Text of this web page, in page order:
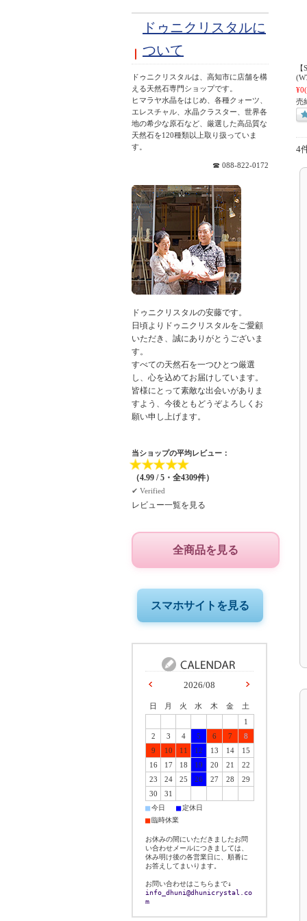
¥0
売
4
ドゥニクリスタルに
ついて
ドゥニクリスタルは、高知市に店舗を構
える天然石専門ショップです。
ヒマラヤ水晶をはじめ、各種クォーツ、
エレスチャル、水晶クラスター、世界各
地の希少な原石など、厳選した高品質な
天然石を120種類以上取り扱っていま
す。
☎ 088-822-0172
ドゥニクリスタルの安藤です。
日頃よりドゥニクリスタルをご愛顧
いただき、誠にありがとうございま
す。
すべての天然石を一つひとつ厳選
し、心を込めてお届けしています。
皆様にとって素敵な出会いがありま
すよう、今後ともどうぞよろしくお
願い申し上げます。
当ショップの平均レビュー：
★★★★★
（4.99 / 5・全4309件）
✔︎ Verified
レビュー一覧を見る
全商品を見る
スマホサイトを見る
2026/08
日 月 火 水 木 金
土
1
2
3 4 5 6 7
8
9
10 11 12 13 14
15
16
17 18 19 20 21
22
23
24 25 26 27 28
29
30
31
■今日 ■定休日
■臨時休業
お休みの間にいただきましたお問
い合わせメールにつきましては、
休み明け後の各営業日に、順番に
お答えしてまいります。
お問い合わせはこちらまで↓
info_dhuni@dhunicrystal.co
m